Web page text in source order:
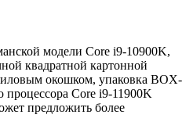
модели Core i9-10900K,
квадратной картонной
окошком, упаковка BOX-
процессора Core i9-11900K
предложить более